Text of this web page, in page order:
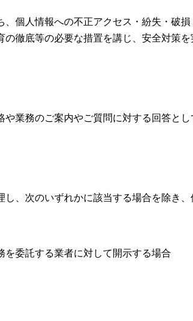
個人情報への不正アクセス・紛失・破
徹底等の必要な措置を講じ、安全対策
業務のご案内やご質問に対する回答と
、次のいずれかに該当する場合を除き
委託する業者に対して開示する場合